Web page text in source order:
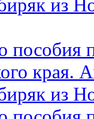
из
пособия
края.
из